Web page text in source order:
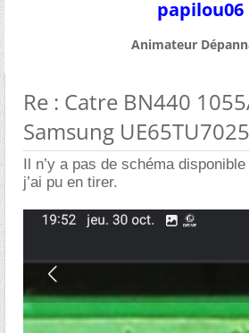
papilou06
Animateur
Re : Catre BN440
Samsung
Il n’y a pas de schéma
j’ai pu en tirer.